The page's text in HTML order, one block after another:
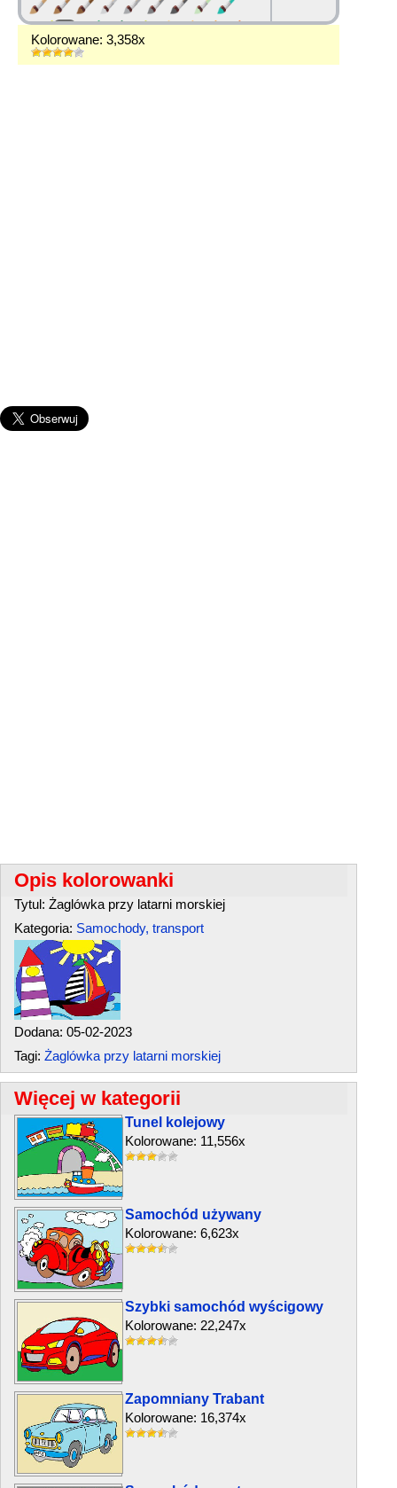
Kolorowane: 3,358x
Opis kolorowanki
Tytul: Żaglówka przy latarni morskiej
Kategoria: Samochody, transport
Dodana: 05-02-2023
Tagi: Żaglówka przy latarni morskiej
Więcej w kategorii
Tunel kolejowy
Kolorowane: 11,556x
Samochód używany
Kolorowane: 6,623x
Szybki samochód wyścigowy
Kolorowane: 22,247x
Zapomniany Trabant
Kolorowane: 16,374x